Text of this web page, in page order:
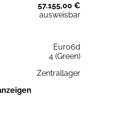
57.155,00 €
ausweisbar
Euro6d
4 (Green)
Zentrallager